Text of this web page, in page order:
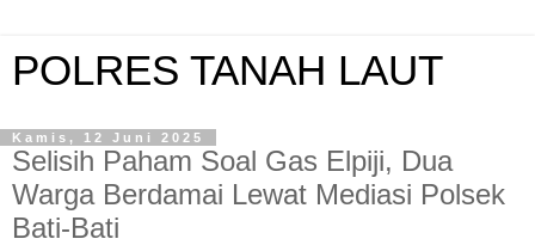
POLRES TANAH LAUT
Kamis, 12 Juni 2025
Selisih Paham Soal Gas Elpiji, Dua
Warga Berdamai Lewat Mediasi Polsek
Bati-Bati